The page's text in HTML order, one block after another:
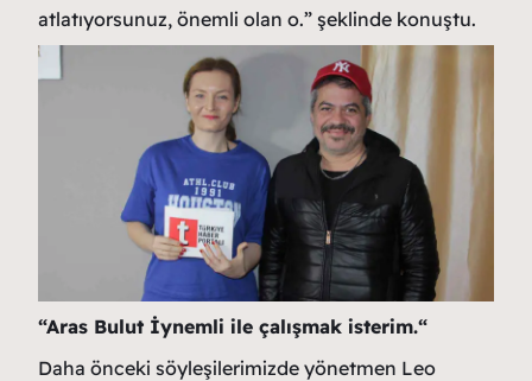
atlatıyorsunuz, önemli olan o.” şeklinde konuştu.
“Aras Bulut İynemli ile çalışmak isterim.“
Daha önceki söyleşilerimizde yönetmen Leo